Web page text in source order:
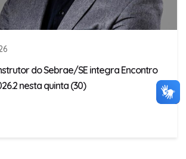
do Sebrae/SE integra Encontro
nesta quinta (30)